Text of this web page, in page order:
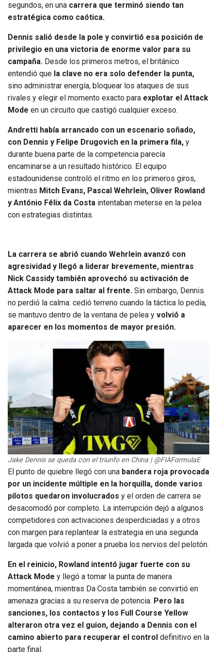
SEAHAWKS
PACKERS
FALCONS
PANTHERS
SAINTS
BUCCANEERS
PELICANS
TIMBERWOLVES
TRAIL BLAZERS
JAZZ
segundos, en una carrera que terminó siendo tan
estratégica como caótica.
Dennis salió desde la pole y convirtió esa posición de
privilegio en una victoria de enorme valor para su
campaña. Desde los primeros metros, el británico
entendió que la clave no era solo defender la punta,
sino administrar energía, bloquear los ataques de sus
rivales y elegir el momento exacto para explotar el Attack
Mode en un circuito que castigó cualquier exceso.
Andretti había arrancado con un escenario soñado,
con Dennis y Felipe Drugovich en la primera fila, y
durante buena parte de la competencia parecía
encaminarse a un resultado histórico. El equipo
estadounidense controló el ritmo en los primeros giros,
mientras Mitch Evans, Pascal Wehrlein, Oliver Rowland
y António Félix da Costa intentaban meterse en la pelea
con estrategias distintas.
La carrera se abrió cuando Wehrlein avanzó con
agresividad y llegó a liderar brevemente, mientras
Nick Cassidy también aprovechó su activación de
Attack Mode para saltar al frente. Sin embargo, Dennis
no perdió la calma: cedió terreno cuando la táctica lo pedía,
se mantuvo dentro de la ventana de pelea y volvió a
aparecer en los momentos de mayor presión.
Jake Dennis se queda con el triunfo en China | @FIAFormulaE
El punto de quiebre llegó con una bandera roja provocada
por un incidente múltiple en la horquilla, donde varios
pilotos quedaron involucrados y el orden de carrera se
desacomodó por completo. La interrupción dejó a algunos
competidores con activaciones desperdiciadas y a otros
con margen para replantear la estrategia en una segunda
largada que volvió a poner a prueba los nervios del pelotón.
En el reinicio, Rowland intentó jugar fuerte con su
Attack Mode y llegó a tomar la punta de manera
momentánea, mientras Da Costa también se convirtió en
amenaza gracias a su reserva de potencia. Pero las
sanciones, los contactos y los Full Course Yellow
alteraron otra vez el guion, dejando a Dennis con el
camino abierto para recuperar el control definitivo en la
parte final.